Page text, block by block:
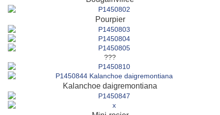
Pourpier
???
Kalanchoe daigremontiana